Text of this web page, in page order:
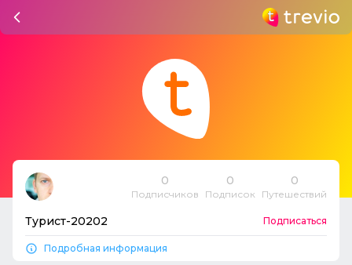
0
Подписчиков
0
Подписок
0
Путешествий
Турист-20202 Подписаться
Подробная информация